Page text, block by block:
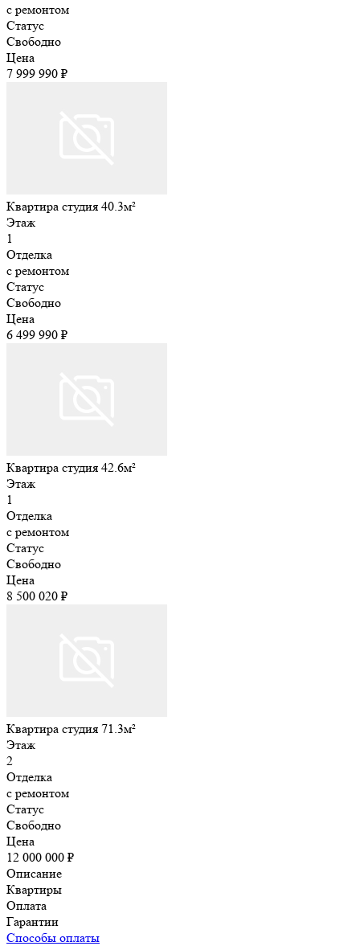
с ремонтом
Статус
Свободно
Цена
7 999 990 ₽
Квартира студия 40.3м²
Этаж
1
Отделка
с ремонтом
Статус
Свободно
Цена
6 499 990 ₽
Квартира студия 42.6м²
Этаж
1
Отделка
с ремонтом
Статус
Свободно
Цена
8 500 020 ₽
Квартира студия 71.3м²
Этаж
2
Отделка
с ремонтом
Статус
Свободно
Цена
12 000 000 ₽
Описание
Квартиры
Оплата
Гарантии
Способы оплаты